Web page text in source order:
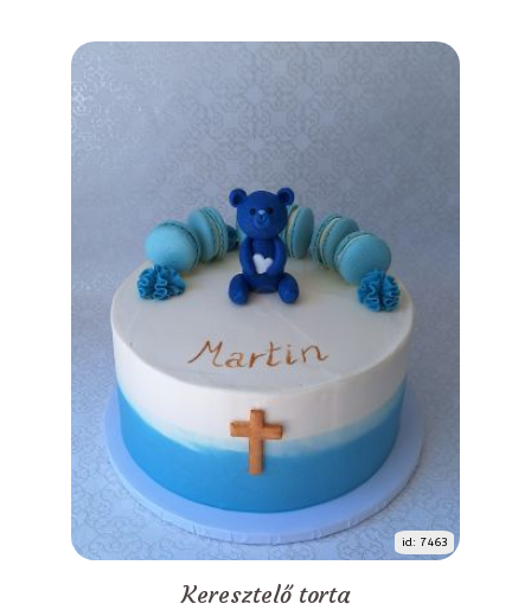
id: 7463
Keresztelő torta